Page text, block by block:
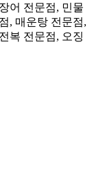
어 전문점, 민물
, 매운탕 전문점,
복 전문점, 오징